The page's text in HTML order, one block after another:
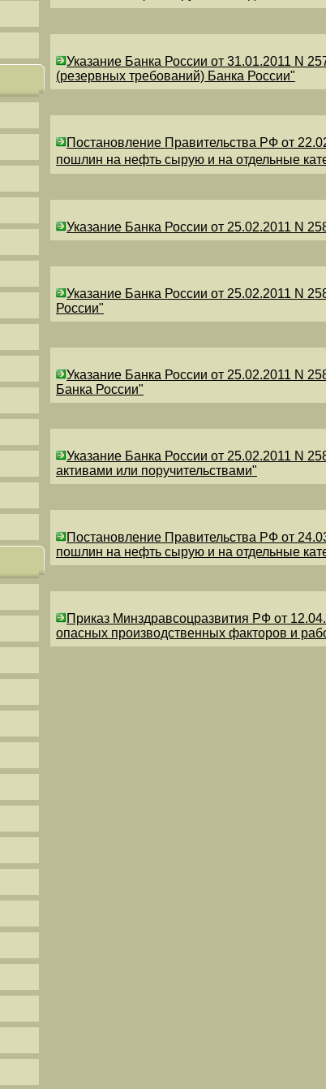
Указание Банка России от 31.01.2011 N
(резервных требований) Банка России"
Постановление Правительства РФ от
пошлин на нефть сырую и на отдельные
Указание Банка России от 25.02.2011 N
Указание Банка России от 25.02.2011 N
России"
Указание Банка России от 25.02.2011 N
Банка России"
Указание Банка России от 25.02.2011 N
активами или поручительствами"
Постановление Правительства РФ от
пошлин на нефть сырую и на отдельные
Приказ Минздравсоцразвития РФ от
опасных производственных факторов и